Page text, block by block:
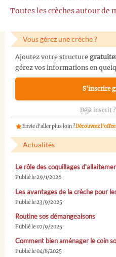
Toutes les crèches autour de
Vous gérez une crèche ?
Ajoutez votre structure
gérez vos informations en
S'inscrire
Déjà inscrit ?
Envie d'aller plus loin ?Découvrez
Actualités
Le rôle des coquillages
Publié le 29/1/2026
Les avantages de la crèche pour
Publié le 23/9/2025
Routine sos démangeaisons
Publié le 07/9/2025
Comment bien aménager le coin
Publié le 04/8/2025